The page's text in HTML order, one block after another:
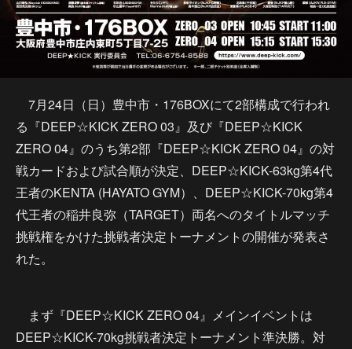
7月24日（日）豊中市・176BOXにて2部構成で行われ
る『DEEP☆KICK ZERO 03』及び『DEEP☆KICK
ZERO 04』のうち第2部『DEEP☆KICK ZERO 04』の対
戦カードおよび試合順が決定、DEEP☆KICK-63kg第4代
王者のKENTA (HAYATO GYM）、DEEP☆KICK-70kg第4
代王者の稲井良弥（TARGET）両名へのタイトルマッチ
挑戦権をかけた挑戦者決定トーナメントの開催が発表さ
れた。
まず『DEEP☆KICK ZERO 04』メインイベントは
DEEP☆KICK-70kg挑戦者決定トーナメント準決勝。対